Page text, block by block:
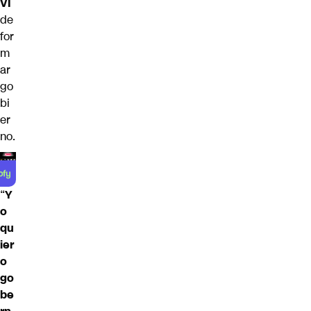
de
for
m
ar
go
bi
er
no.
“Y
o
qu
ier
o
go
be